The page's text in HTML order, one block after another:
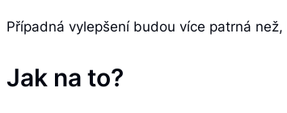
Případná vylepšení budou více patrná
Jak na to?